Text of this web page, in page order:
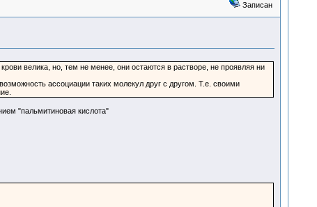
Записан
велика, но, тем не менее, они остаются в растворе, не проявляя ни
ассоциации таких молекул друг с другом. Т.е. своими
"пальмитиновая кислота"